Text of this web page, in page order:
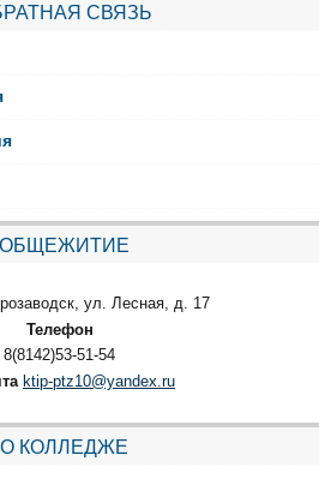
СВЯЗЬ
ОБЩЕЖИТИЕ
ул. Лесная, д. 17
Телефон
8(8142)53-51-54
ktip-ptz10@yandex.ru
О КОЛЛЕДЖЕ